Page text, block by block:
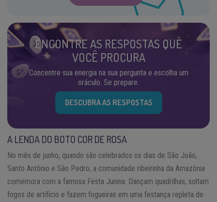
ENCONTRE AS RESPOSTAS QUE
VOCÊ PROCURA
Concentre sua energia na sua pergunta e escolha um
oráculo. Se prepare.
DESCUBRA AS RESPOSTAS
A LENDA DO BOTO COR DE ROSA
No mês de junho, quando são celebrados os dias de São João,
Santo Antônio e São Pedro, a comunidade ribeirinha da Amazônia
comemora com a famosa Festa Junina. Dançam quadrilhas, soltam
fogos de artifício e fazem fogueiras em uma festança repleta de